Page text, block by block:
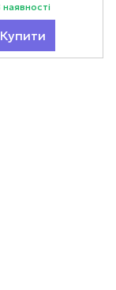
наявності
Купити